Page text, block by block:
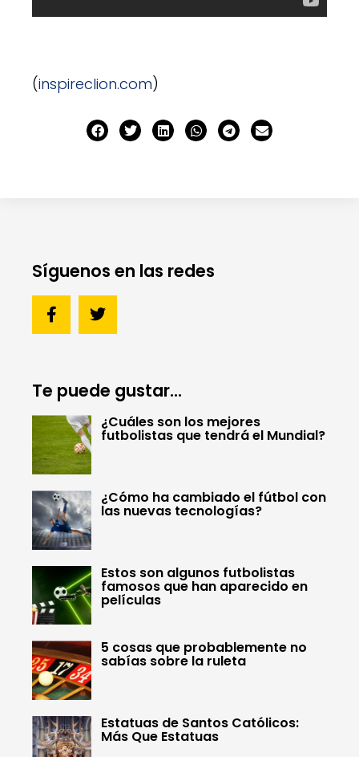
(inspireclion.com)
Síguenos en las redes
Te puede gustar...
¿Cuáles son los mejores
futbolistas que tendrá el Mundial?
¿Cómo ha cambiado el fútbol con
las nuevas tecnologías?
Estos son algunos futbolistas
famosos que han aparecido en
películas
5 cosas que probablemente no
sabías sobre la ruleta
Estatuas de Santos Católicos:
Más Que Estatuas